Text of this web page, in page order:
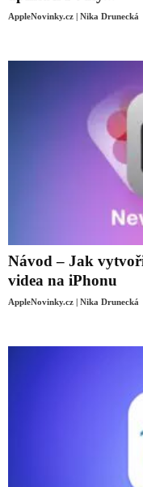
AppleNovinky.cz | Nika Drunecká
Návod – Jak
videa na iPhonu
AppleNovinky.cz | Nika Drunecká